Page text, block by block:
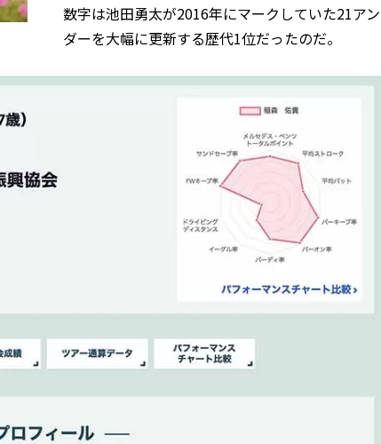
数字は池田勇太が2016年にマークしていた21アン
ダーを大幅に更新する歴代1位だったのだ。